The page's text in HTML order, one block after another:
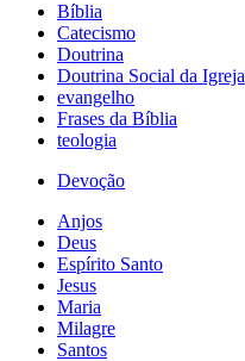
Bíblia
Catecismo
Doutrina
Doutrina Social da Igreja
evangelho
Frases da Bíblia
teologia
Devoção
Anjos
Deus
Espírito Santo
Jesus
Maria
Milagre
Santos